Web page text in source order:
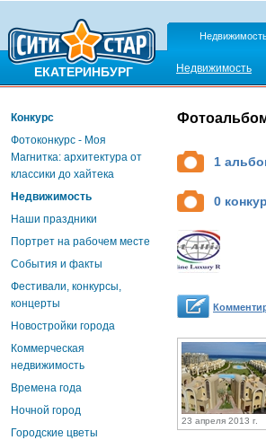
ЕКАТЕРИНБУРГ Недвижимость
Конкурс
Фотоконкурс - Моя
Магнитка: архитектура от
классики до хайтека
Недвижимость
Наши праздники
Портрет на рабочем месте
События и факты
Фестивали, конкурсы,
концерты
Новостройки города
Коммерческая
недвижимость
Времена года
Ночной город
Городские цветы
1
0
23 апреля 2013 г.